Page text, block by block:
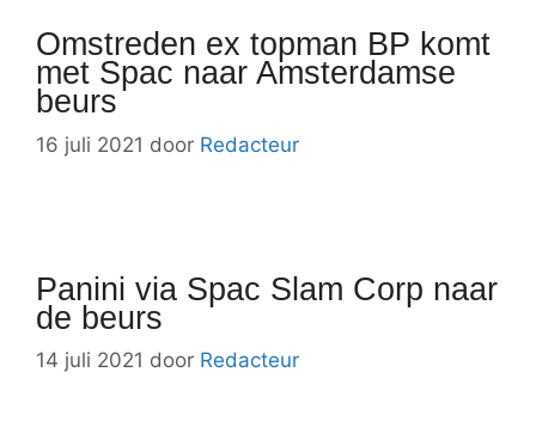
Omstreden ex topman BP komt
met Spac naar Amsterdamse
beurs
16 juli 2021 door Redacteur
Panini via Spac Slam Corp naar
de beurs
14 juli 2021 door Redacteur